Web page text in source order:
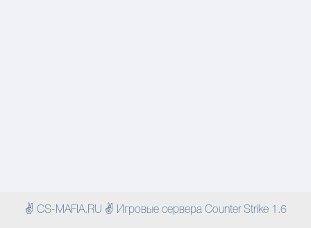
✌ CS-MAFIA.RU ✌ Игровые сервера Counter Strike 1.6